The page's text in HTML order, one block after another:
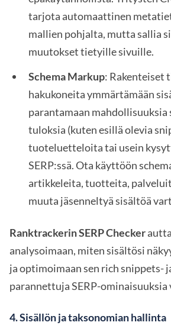
tarjota automaattinen
mallien pohjalta, mutta sallia
muutokset tietyille sivuille.
Schema Markup: Rakenteiset
hakukoneita ymmärtämään
parantamaan mahdollisuuksia
tuloksia (kuten esillä olevia
tuoteluetteloita tai usein
SERP:ssä. Ota käyttöön
artikkeleita, tuotteita,
muuta jäsenneltyä sisältöä
Ranktrackerin SERP Checker
analysoimaan, miten sisältösi
ja optimoimaan sen rich snippets-
parannettuja SERP-ominaisuuksia
4.Sisällön ja taksonomian hallinta